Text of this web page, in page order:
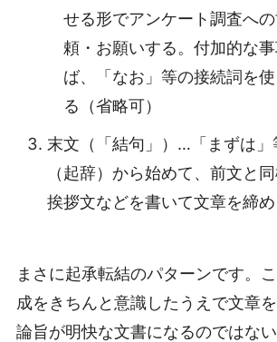
せる形でアンケート調査へ
頼・お願いする。付加的な
ば、「なお」等の接続詞を
る（省略可）
末文（「結句」）…「まずは」
（起辞）から始めて、前文と
挨拶文などを書いて文章を締め
まさに起承転結のパターンです。
成をきちんと意識したうえで文章を
論旨が明快な文書になるのではな